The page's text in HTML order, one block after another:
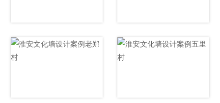
营东社区文化墙设
计
孙圩村文化墙设计